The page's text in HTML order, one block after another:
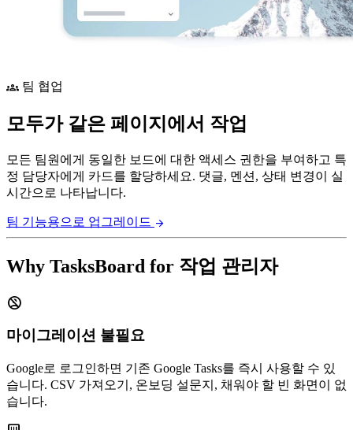
groups 팀 협업
모두가 같은 페이지에서 작업
모든 팀원에게 동일한 보드에 대한 액세스 권한을 부여하고 특
정 담당자에게 카드를 할당하세요. 댓글, 멘션, 상태 변경이 실
시간으로 나타납니다.
팀 기능용으로 업그레이드 arrow_forward
Why TasksBoard for 작업 관리자
no_accounts
마이그레이션 불필요
Google로 로그인하면 기존 Google Tasks를 즉시 사용할 수 있
습니다. CSV 가져오기, 온보딩 설문지, 채워야 할 빈 화면이 없
습니다.